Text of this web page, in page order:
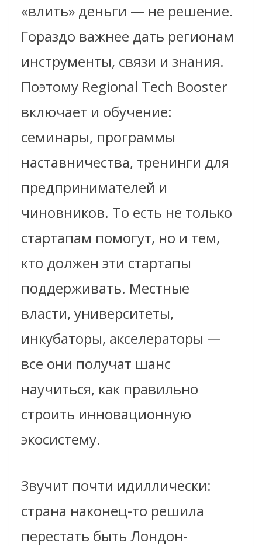
«влить» деньги — не решение.
Гораздо важнее дать регионам
инструменты, связи и знания.
Поэтому Regional Tech Booster
включает и обучение:
семинары, программы
наставничества, тренинги для
предпринимателей и
чиновников. То есть не только
стартапам помогут, но и тем,
кто должен эти стартапы
поддерживать. Местные
власти, университеты,
инкубаторы, акселераторы —
все они получат шанс
научиться, как правильно
строить инновационную
экосистему.
Звучит почти идиллически:
страна наконец-то решила
перестать быть Лондон-